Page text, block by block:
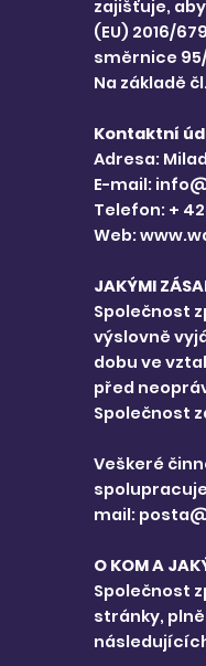
zajišťuje,
(EU) 2016/
směrnice
Na základě
Kontaktní
Adresa:
E-mail:
Telefon: +
Web:
JAKÝMI
Společnost
výslovně
dobu ve
před
Společnost
Veškeré
mail:
O KOM A
Společnost
stránky,